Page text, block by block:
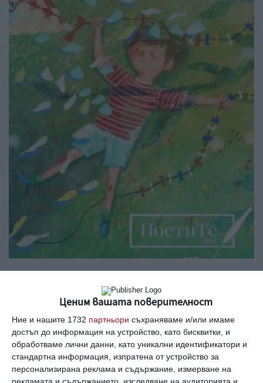
Ценим вашата поверителност
Ние и нашите 1732 партньори съхраняваме и/или имаме
достъп до информация на устройство, като бисквитки, и
обработваме лични данни, като уникални идентификатори и
стандартна информация, изпратена от устройство за
персонализирана реклама и съдържание, измерване на
рекламата и съдържанието, изследване на аудиторията и
Аудиопоредицата „Поетите Live и Децата“.
Снимка: Instagram
Аудиопоредицата„Поетите Live и Децата
е достъпна във всички големи музикални
платформи.